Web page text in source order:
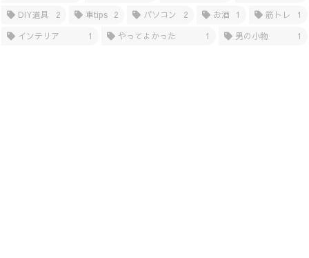
DIY道具
2 車tips 2 パソコン 2 お酒 1 筋トレ
1
インテリア
1 やってよかった 1 男の小物 1